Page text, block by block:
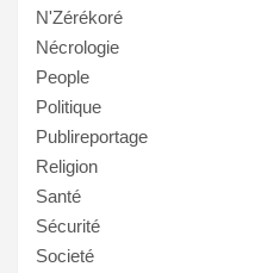
N'Zérékoré
Nécrologie
People
Politique
Publireportage
Religion
Santé
Sécurité
Societé